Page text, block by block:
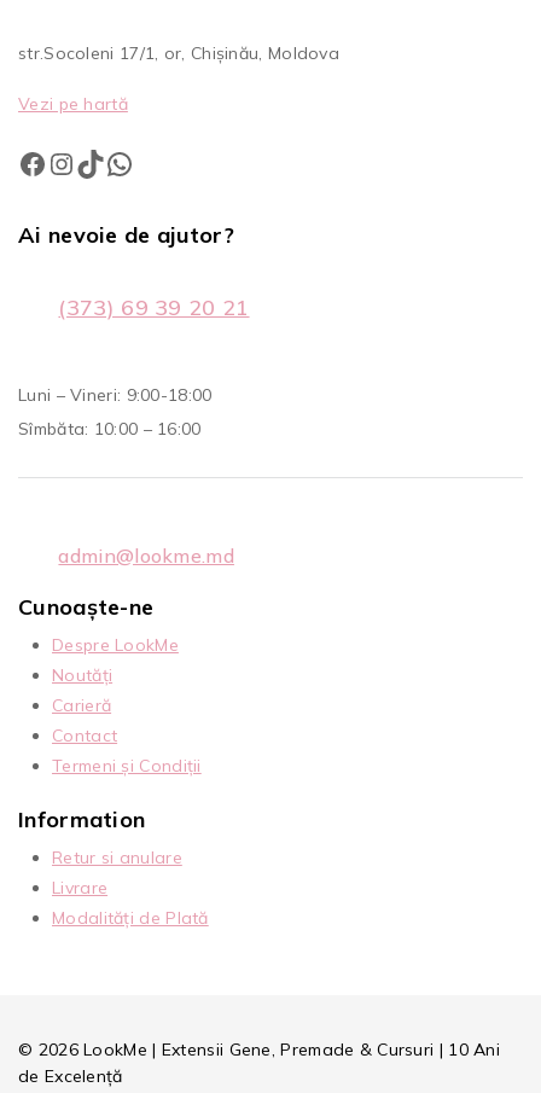
str.Socoleni 17/1, or, Chișinău, Moldova
Vezi pe hartă
Ai nevoie de ajutor?
(373) 69 39 20 21
Luni – Vineri: 9:00-18:00
Sîmbăta: 10:00 – 16:00
admin@lookme.md
Cunoaște-ne
Despre LookMe
Noutăți
Carieră
Contact
Termeni și Condiții
Information
Retur si anulare
Livrare
Modalități de Plată
© 2026 LookMe | Extensii Gene, Premade & Cursuri | 10 Ani
de Excelență